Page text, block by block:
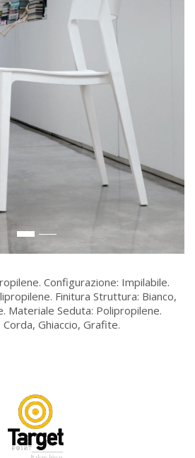
Configurazione: Impilabile.
Finitura Struttura: Bianco,
Materiale Seduta: Polipropilene.
Ghiaccio, Grafite.